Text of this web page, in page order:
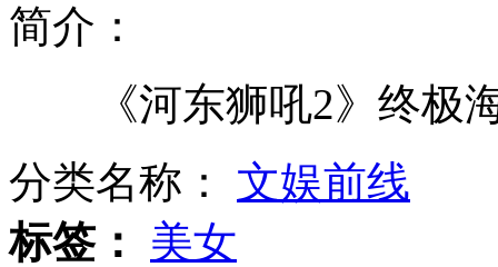
72岁老人被子女“活祭”
港中大录取14岁北京“神童”
简介：
《河东狮吼2》终极
分类名称： 文娱前线
标签：
美女